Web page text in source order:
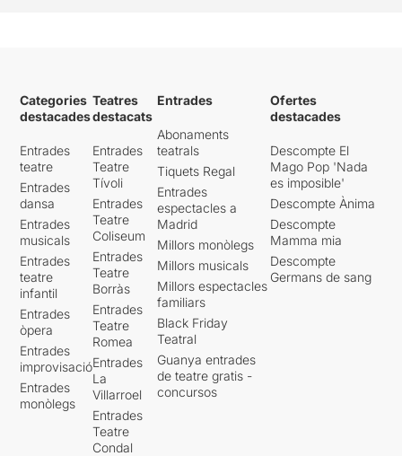
Categories
destacades
Entrades
teatre
Entrades
dansa
Entrades
musicals
Entrades
teatre
infantil
Entrades
òpera
Entrades
improvisació
Entrades
monòlegs
Teatres
destacats
Entrades
Teatre
Tívoli
Entrades
Teatre
Coliseum
Entrades
Teatre
Borràs
Entrades
Teatre
Romea
Entrades
La
Villarroel
Entrades
Teatre
Condal
Entrades
Abonaments
teatrals
Tiquets Regal
Entrades
espectacles a
Madrid
Millors monòlegs
Millors musicals
Millors espectacles
familiars
Black Friday
Teatral
Guanya entrades
de teatre gratis -
concursos
Ofertes
destacades
Descompte El
Mago Pop 'Nada
es imposible'
Descompte Ànima
Descompte
Mamma mia
Descompte
Germans de sang